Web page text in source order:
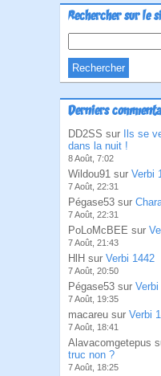
Rechercher sur le
Derniers
DD2SS sur
Ils se
dans la nuit !
8 Août, 7:02
Wildou91 sur Verbi
7 Août, 22:31
Pégase53 sur
7 Août, 22:31
PoLoMcBEE sur
7 Août, 21:43
HlH sur Verbi 1442
7 Août, 20:50
Pégase53 sur
7 Août, 19:35
macareu sur Verbi
7 Août, 18:41
Alavacomgetepus
truc non ?
7 Août, 18:25